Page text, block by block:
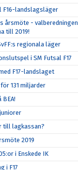
F16-landslagsläger
årsmöte - valberedningen
till 2019!
regionala läger
i SM Futsal F17
F17-landslaget
131 miljarder
BEA!
till lagkassan?
2019
i Enskede IK
i F17